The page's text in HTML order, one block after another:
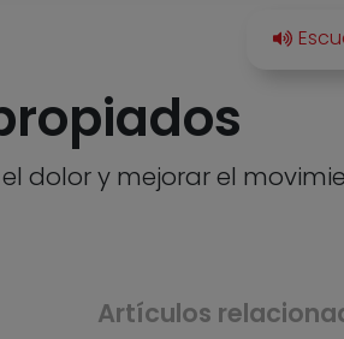
dolor y mejorar el
Artículos